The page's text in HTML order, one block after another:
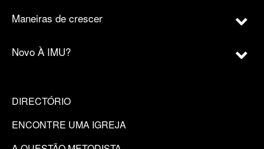
Maneiras de crescer
Novo À IMU?
DIRECTÓRIO
ENCONTRE UMA IGREJA